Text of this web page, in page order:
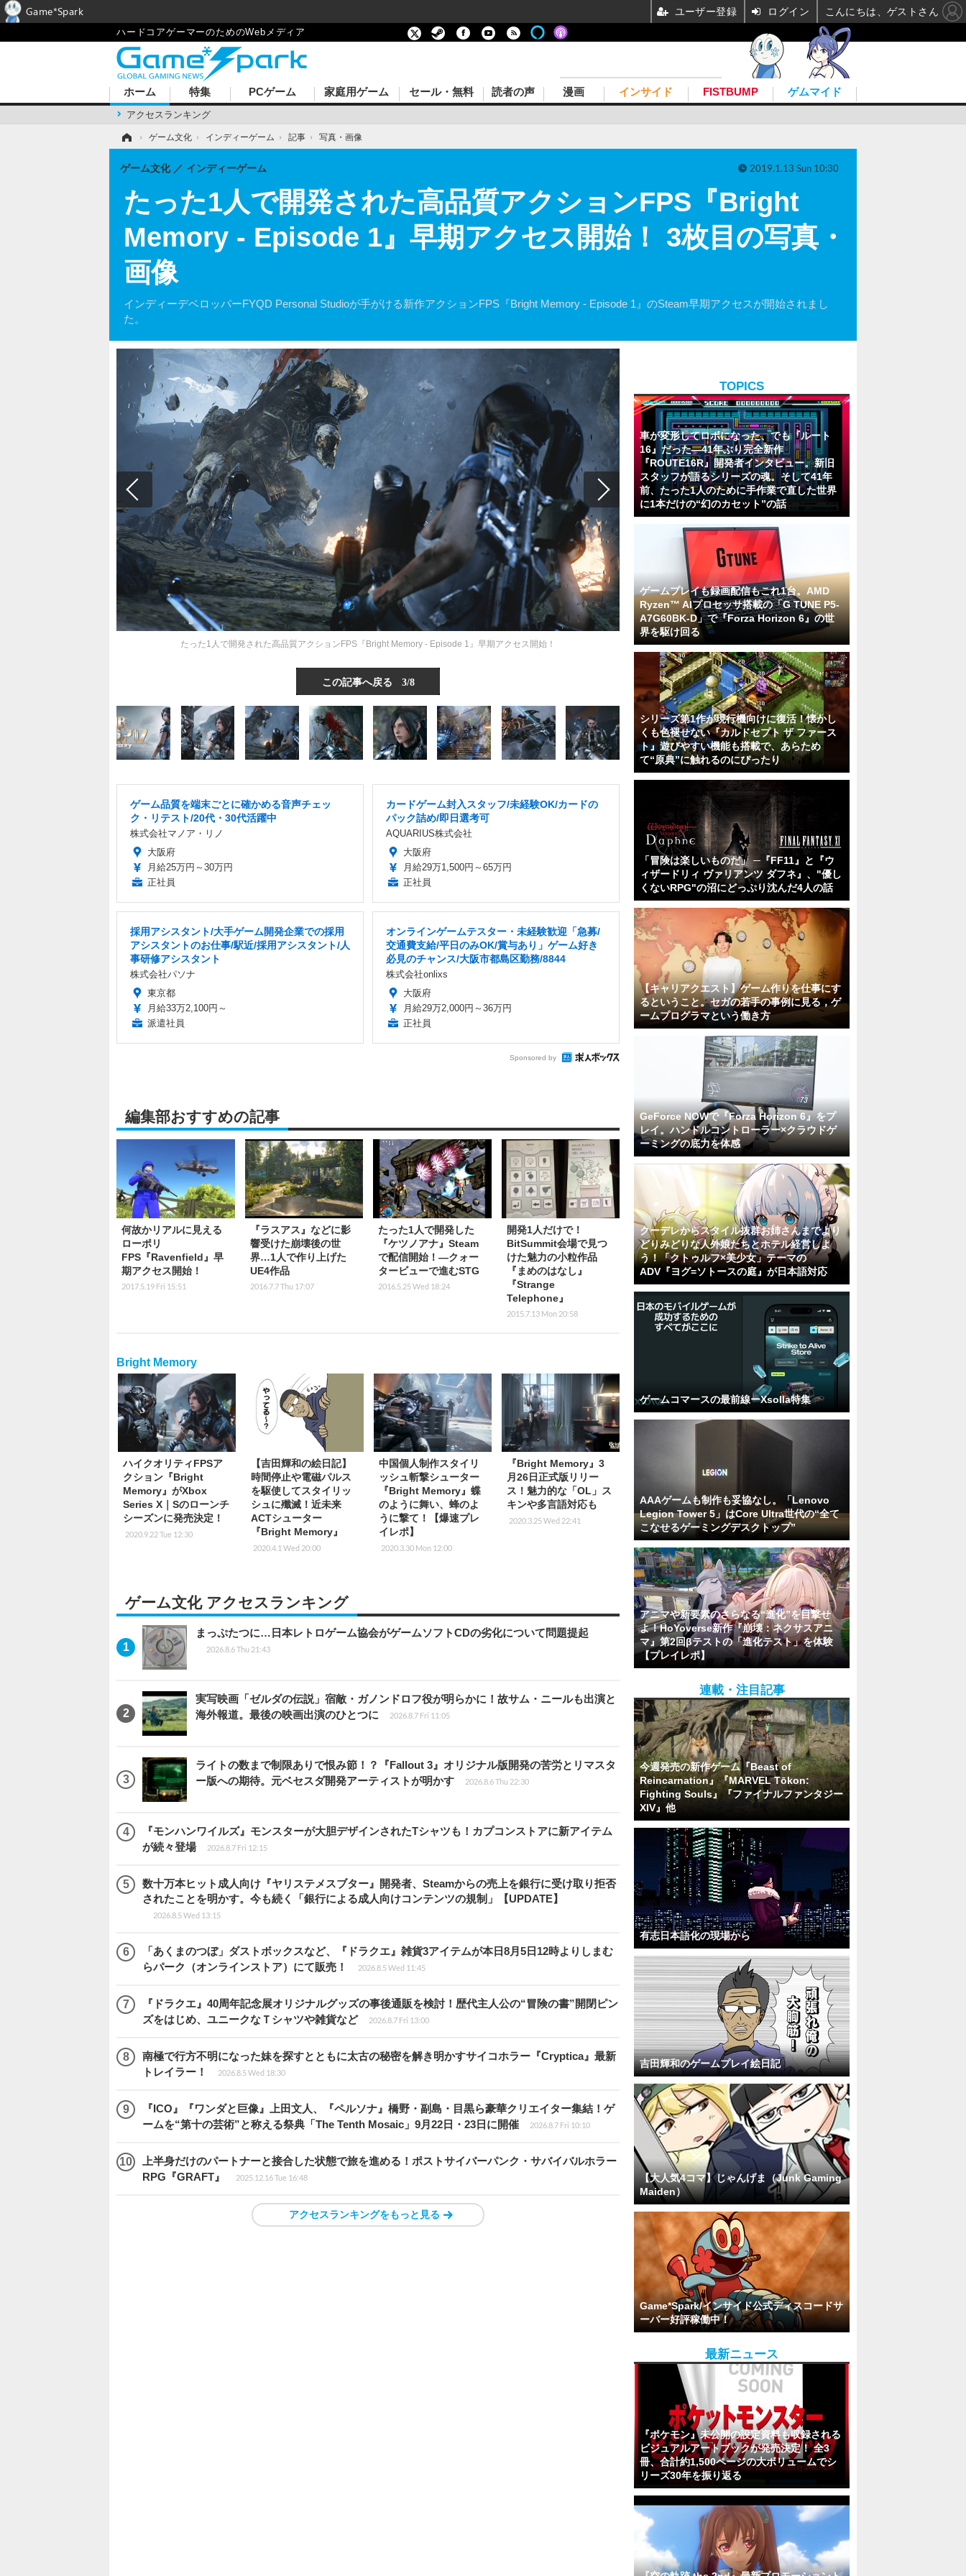
ハードコアゲーマーのためのWebメディア
ホーム
アクセスランキング
特集 PCゲーム 家庭用ゲーム セール・無料 読者の声 漫画 インサイド FISTBUMP ゲムマイド
› ゲーム文化 › インディーゲーム › 記事 › 写真・画像
たった1人で開発された高品質アクションFPS『Bright
Memory - Episode 1』早期アクセス開始！ 3枚目の写真・
画像
インディーデベロッパーFYQD Personal Studioが手がける新作アクションFPS『Bright Memory - Episode 1』のSteam早期アクセスが開始されまし
た。
ゲーム文化 インディーゲーム 2019.1.13 Sun 10:30
たった1人で開発された高品質アクションFPS『Bright Memory - Episode 1』早期アクセス開始！
この記事へ戻る 3/8
ゲーム品質を端末ごとに確かめる音声チェッ
ク・リテスト/20代・30代活躍中
株式会社マノア・リノ
大阪府
月給25万円～30万円
正社員
カードゲーム封入スタッフ/未経験OK/カードの
パック詰め/即日選考可
AQUARIUS株式会社
大阪府
月給29万1,500円～65万円
正社員
採用アシスタント/大手ゲーム開発企業での採用
アシスタントのお仕事/駅近/採用アシスタント/人
事研修アシスタント
株式会社パソナ
東京都
月給33万2,100円～
派遣社員
オンラインゲームテスター・未経験歓迎「急募/
交通費支給/平日のみOK/賞与あり」ゲーム好き
必見のチャンス/大阪市都島区勤務/8844
株式会社onlixs
大阪府
月給29万2,000円～36万円
正社員
Sponsored by
編集部おすすめの記事
何故かリアルに見える
ローポリ
FPS『Ravenfield』早
期アクセス開始！
2017.5.19 Fri 15:51
『ラスアス』などに影
響受けた崩壊後の世
界…1人で作り上げた
UE4作品
2016.7.7 Thu 17:07
たった1人で開発した
『ケツノアナ』Steam
で配信開始！―クォー
タービューで進むSTG
2016.5.25 Wed 18:24
開発1人だけで！
BitSummit会場で見つ
けた魅力の小粒作品
『まめのはなし』
『Strange
Telephone』
2015.7.13 Mon 20:58
Bright Memory
ハイクオリティFPSア
クション『Bright
Memory』がXbox
Series X｜Sのローンチ
シーズンに発売決定！
2020.9.22 Tue 12:30
【吉田輝和の絵日記】
時間停止や電磁パルス
を駆使してスタイリッ
シュに殲滅！近未来
ACTシューター
『Bright Memory』
2020.4.1 Wed 20:00
中国個人制作スタイリ
ッシュ斬撃シューター
『Bright Memory』蝶
のように舞い、蜂のよ
うに撃て！【爆速プレ
イレポ】
2020.3.30 Mon 12:00
『Bright Memory』3
月26日正式版リリー
ス！魅力的な「OL」ス
キンや多言語対応も
2020.3.25 Wed 22:41
ゲーム文化 アクセスランキング
まっぷたつに…日本レトロゲーム協会がゲームソフトCDの劣化について問題提起
2026.8.6 Thu 21:43
実写映画「ゼルダの伝説」宿敵・ガノンドロフ役が明らかに！故サム・ニールも出演と
海外報道。最後の映画出演のひとつに
2026.8.7 Fri 11:05
ライトの数まで制限ありで恨み節！？『Fallout 3』オリジナル版開発の苦労とリマスタ
ー版への期待。元ベセスダ開発アーティストが明かす
2026.8.6 Thu 22:30
『モンハンワイルズ』モンスターが大胆デザインされたTシャツも！カプコンストアに新アイテム
が続々登場
2026.8.7 Fri 12:15
数十万本ヒット成人向け『ヤリステメスブター』開発者、Steamからの売上を銀行に受け取り拒否
されたことを明かす。今も続く「銀行による成人向けコンテンツの規制」【UPDATE】
2026.8.5 Wed 13:15
「あくまのつぼ」ダストボックスなど、『ドラクエ』雑貨3アイテムが本日8月5日12時よりしまむ
らパーク（オンラインストア）にて販売！
2026.8.5 Wed 11:45
『ドラクエ』40周年記念展オリジナルグッズの事後通販を検討！歴代主人公の“冒険の書”開閉ピン
ズをはじめ、ユニークなＴシャツや雑貨など
2026.8.7 Fri 13:00
南極で行方不明になった妹を探すとともに太古の秘密を解き明かすサイコホラー『Cryptica』最新
トレイラー！
2026.8.5 Wed 18:30
『ICO』『ワンダと巨像』上田文人、『ペルソナ』橋野・副島・目黒ら豪華クリエイター集結！ゲ
ームを“第十の芸術”と称える祭典「The Tenth Mosaic」9月22日・23日に開催
2026.8.7 Fri 10:10
上半身だけのパートナーと接合した状態で旅を進める！ポストサイバーパンク・サバイバルホラー
RPG『GRAFT』
2025.12.16 Tue 16:48
アクセスランキングをもっと見る
TOPICS
車が変形してロボになった、でも『ルート
16』だった―41年ぶり完全新作
『ROUTE16R』開発者インタビュー。新旧
スタッフが語るシリーズの魂。そして41年
前、たった1人のために手作業で直した世界
に1本だけの“幻のカセット”の話
ゲームプレイも録画配信もこれ1台。AMD
Ryzen™ AIプロセッサ搭載の「G TUNE P5-
A7G60BK-D」で『Forza Horizon 6』の世
界を駆け回る
シリーズ第1作が現行機向けに復活！懐かし
くも色褪せない『カルドセプト ザ ファース
ト』遊びやすい機能も搭載で、あらため
て“原典”に触れるのにぴったり
「冒険は楽しいものだ」 ─『FF11』と『ウ
ィザードリィ ヴァリアンツ ダフネ』、"優し
くないRPG"の沼にどっぷり沈んだ4人の話
【キャリアクエスト】ゲーム作りを仕事にす
るということ。セガの若手の事例に見る，ゲ
ームプログラマという働き方
GeForce NOWで『Forza Horizon 6』をプ
レイ。ハンドルコントローラー×クラウドゲ
ーミングの底力を体感
クーデレからスタイル抜群お姉さんまでより
どりみどりな人外娘たちとホテル経営しよ
う！「クトゥルフ×美少女」テーマの
ADV『ヨグ=ソトースの庭』が日本語対応
ゲームコマースの最前線ーXsolla特集
AAAゲームも制作も妥協なし。「Lenovo
Legion Tower 5」はCore Ultra世代の“全て
こなせるゲーミングデスクトップ”
アニマや新要素のさらなる“進化”を目撃せ
よ！HoYoverse新作『崩壊：ネクサスアニ
マ』第2回βテストの「進化テスト」を体験
【プレイレポ】
連載・注目記事
今週発売の新作ゲーム『Beast of
Reincarnation』『MARVEL Tōkon:
Fighting Souls』『ファイナルファンタジー
XIV』他
有志日本語化の現場から
吉田輝和のゲームプレイ絵日記
【大人気4コマ】じゃんげま（Junk Gaming
Maiden）
Game*Spark/インサイド公式ディスコードサ
ーバー好評稼働中！
最新ニュース
『ポケモン』未公開の設定資料も収録される
ビジュアルアートブックが発売決定！ 全3
冊、合計約1,500ページの大ボリュームでシ
リーズ30年を振り返る
Game*Spark ユーザー登録 ログイン こんにちは、ゲストさん